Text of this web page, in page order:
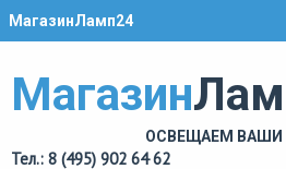
МагазинЛамп24
Магазин
ОСВЕЩАЕМ ВАШИ
Тел.: 8 (495) 902 64 62